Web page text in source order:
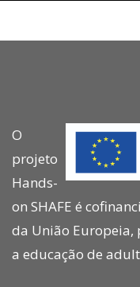
O
projeto
Hands-
on SHAFE é
da União Europeia,
a educação de